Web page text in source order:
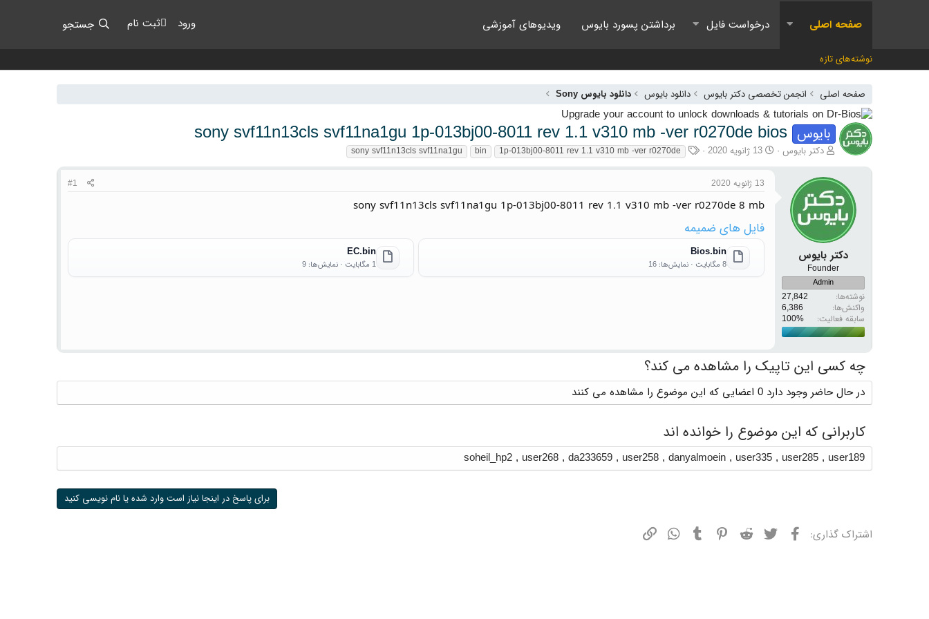
صفحه اصلی درخواست فایل برداشتن پسورد بایوس ویدیوهای آموزشی ورود ثبت نام جستجو
نوشته‌های تازه
صفحه اصلی انجمن تخصصی دکتر بایوس دانلود بایوس دانلود بایوس Sony
بایوس sony svf11n13cls svf11na1gu 1p-013bj00-8011 rev 1.1 v310 mb -ver r0270de bios
آغازگر گفتمان
دکتر بایوس تاریخ شروع
13 ژانویه 2020 برچسب‌ها
1p-013bj00-8011 rev 1.1 v310 mb -ver r0270de
bin
sony svf11n13cls svf11na1gu
دکتر بایوس
Founder
Admin
نوشته‌ها
27,842
واکنش‌ها
6,386
سابقه فعالیت:
13 ژانویه 2020 #1
sony svf11n13cls svf11na1gu 1p-013bj00-8011 rev 1.1 v310 mb -ver r0270de 8 mb
فایل های ضمیمه
Bios.bin
8 مگابایت · نمایش‌ها: 16
EC.bin
1 مگابایت · نمایش‌ها: 9
چه کسی این تاپیک را مشاهده می کند؟
در حال حاضر وجود دارد 0 اعضایی که این موضوع را مشاهده می کنند
کاربرانی که این موضوع را خوانده اند
user189
,
user285
,
user335
,
danyalmoein
,
user258
,
da233659
,
user268
,
soheil_hp2
برای پاسخ در اینجا نیاز است وارد شده یا نام نویسی کنید
اشتراک گذاری: فیسبوکتوییتر ردیت پینترستتامبلر واتسپ